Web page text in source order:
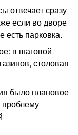
отвечает сразу
если во дворе
есть парковка.
в шаговой
столовая
было плановое
проблему